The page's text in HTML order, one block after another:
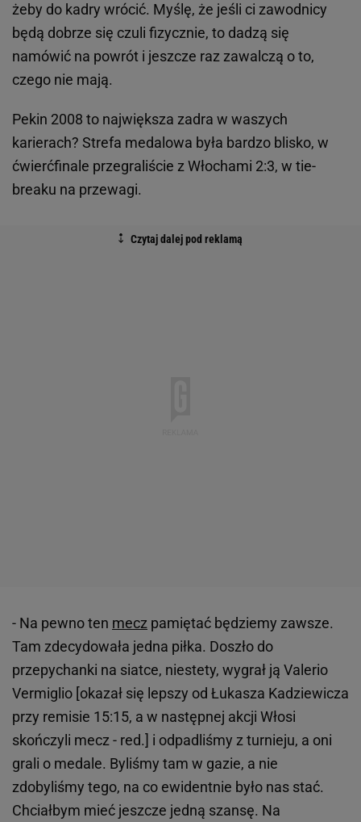
żeby do kadry wrócić. Myślę, że jeśli ci zawodnicy
będą dobrze się czuli fizycznie, to dadzą się
namówić na powrót i jeszcze raz zawalczą o to,
czego nie mają.
Pekin 2008 to największa zadra w waszych
karierach? Strefa medalowa była bardzo blisko, w
ćwierćfinale przegraliście z Włochami 2:3, w tie-
breaku na przewagi.
- Na pewno ten mecz pamiętać będziemy zawsze.
Tam zdecydowała jedna piłka. Doszło do
przepychanki na siatce, niestety, wygrał ją Valerio
Vermiglio [okazał się lepszy od Łukasza Kadziewicza
przy remisie 15:15, a w następnej akcji Włosi
skończyli mecz - red.] i odpadliśmy z turnieju, a oni
grali o medale. Byliśmy tam w gazie, a nie
zdobyliśmy tego, na co ewidentnie było nas stać.
Chciałbym mieć jeszcze jedną szansę. Na